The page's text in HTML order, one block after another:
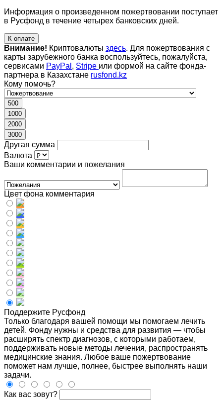
Информация о произведенном пожертвовании поступает
в Русфонд в течение четырех банковских дней.
К оплате
Внимание! Криптовалюты здесь. Для пожертвования с
карты зарубежного банка воспользуйтесь, пожалуйста,
сервисами PayPal , Stripe или формой на сайте фонда-
партнера в Казахстане rusfond.kz
Кому помочь?
500
1000
2000
3000
Другая сумма
Валюта
Ваши комментарии и пожелания
Цвет фона комментария
Поддержите Русфонд
Только благодаря вашей помощи мы помогаем лечить
детей. Фонду нужны и средства для развития — чтобы
расширять спектр диагнозов, с которыми работаем,
поддерживать новые методы лечения, распространять
медицинские знания. Любое ваше пожертвование
поможет нам лучше, полнее, быстрее выполнять наши
задачи.
Как вас зовут?